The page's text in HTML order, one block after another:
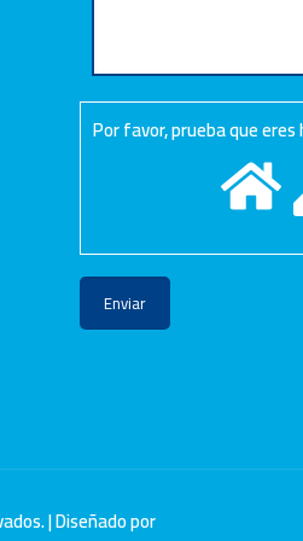
Por favor, prueba que
| Diseñado por